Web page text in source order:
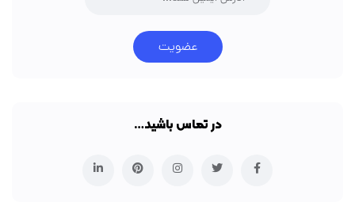
عضویت
در تماس باشید…